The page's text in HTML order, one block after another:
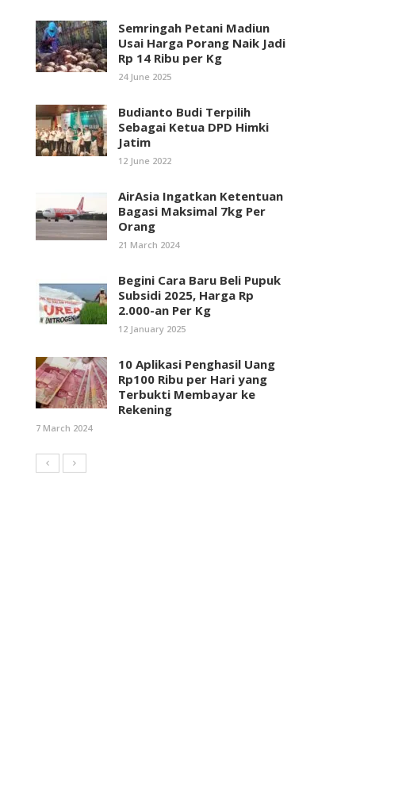
Semringah Petani Madiun
Usai Harga Porang Naik Jadi
Rp 14 Ribu per Kg
24 June 2025
Budianto Budi Terpilih
Sebagai Ketua DPD Himki
Jatim
12 June 2022
AirAsia Ingatkan Ketentuan
Bagasi Maksimal 7kg Per
Orang
21 March 2024
Begini Cara Baru Beli Pupuk
Subsidi 2025, Harga Rp
2.000-an Per Kg
12 January 2025
10 Aplikasi Penghasil Uang
Rp100 Ribu per Hari yang
Terbukti Membayar ke
Rekening
7 March 2024